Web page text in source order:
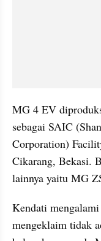
MG 4 EV
sebagai SAIC
Corporation)
Cikarang, Bekasi.
lainnya yaitu MG
Kendati
mengeklaim tidak